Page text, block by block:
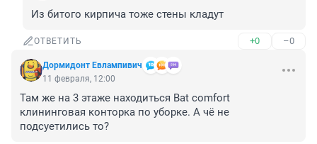
Из битого кирпича тоже стены кладут
ОТВЕТИТЬ +0 –0
Дормидонт Евлампивич
11 февраля, 12:00
Там же на 3 этаже находиться Bat comfort
клининговая конторка по уборке. А чё не
подсуетились то?